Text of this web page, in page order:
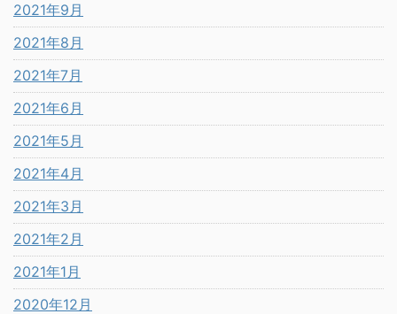
2021年9月
2021年8月
2021年7月
2021年6月
2021年5月
2021年4月
2021年3月
2021年2月
2021年1月
2020年12月